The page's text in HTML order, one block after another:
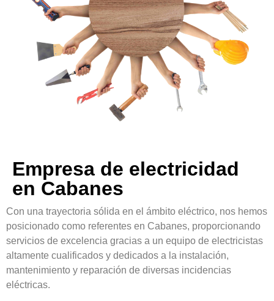
Empresa de electricidad
en Cabanes
Con una trayectoria sólida en el ámbito eléctrico, nos hemos
posicionado como referentes en Cabanes, proporcionando
servicios de excelencia gracias a un equipo de electricistas
altamente cualificados y dedicados a la instalación,
mantenimiento y reparación de diversas incidencias
eléctricas.